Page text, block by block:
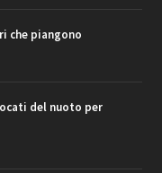
che piangono
del nuoto per